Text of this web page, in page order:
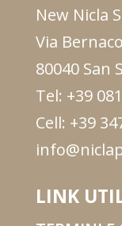
New Nicla
Via
80040 San
Tel: +39
Cell: +39
LINK